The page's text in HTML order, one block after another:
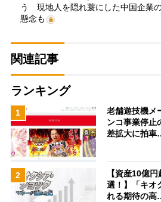
う 現地人を隠れ蓑にした中国企業
懸念も
関連記事
ランキング
1
老舗遊技機メ
ンコ事業停
差拡大に拍
2
【資産10億
選！】「キオ
れる期待の